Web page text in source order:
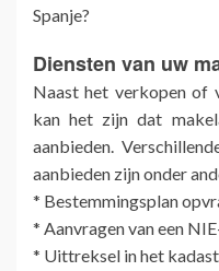
Spanje?
Diensten van uw
Naast het verkopen of
kan het zijn dat
aanbieden.
aanbieden zijn onder
* Bestemmingsplan
* Aanvragen van een
* Uittreksel in het